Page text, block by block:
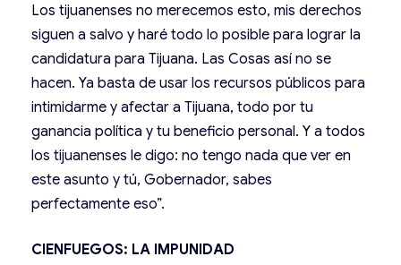
Los tijuanenses no merecemos esto, mis derechos
siguen a salvo y haré todo lo posible para lograr la
candidatura para Tijuana. Las Cosas así no se
hacen. Ya basta de usar los recursos públicos para
intimidarme y afectar a Tijuana, todo por tu
ganancia política y tu beneficio personal. Y a todos
los tijuanenses le digo: no tengo nada que ver en
este asunto y tú, Gobernador, sabes
perfectamente eso”.
CIENFUEGOS: LA IMPUNIDAD